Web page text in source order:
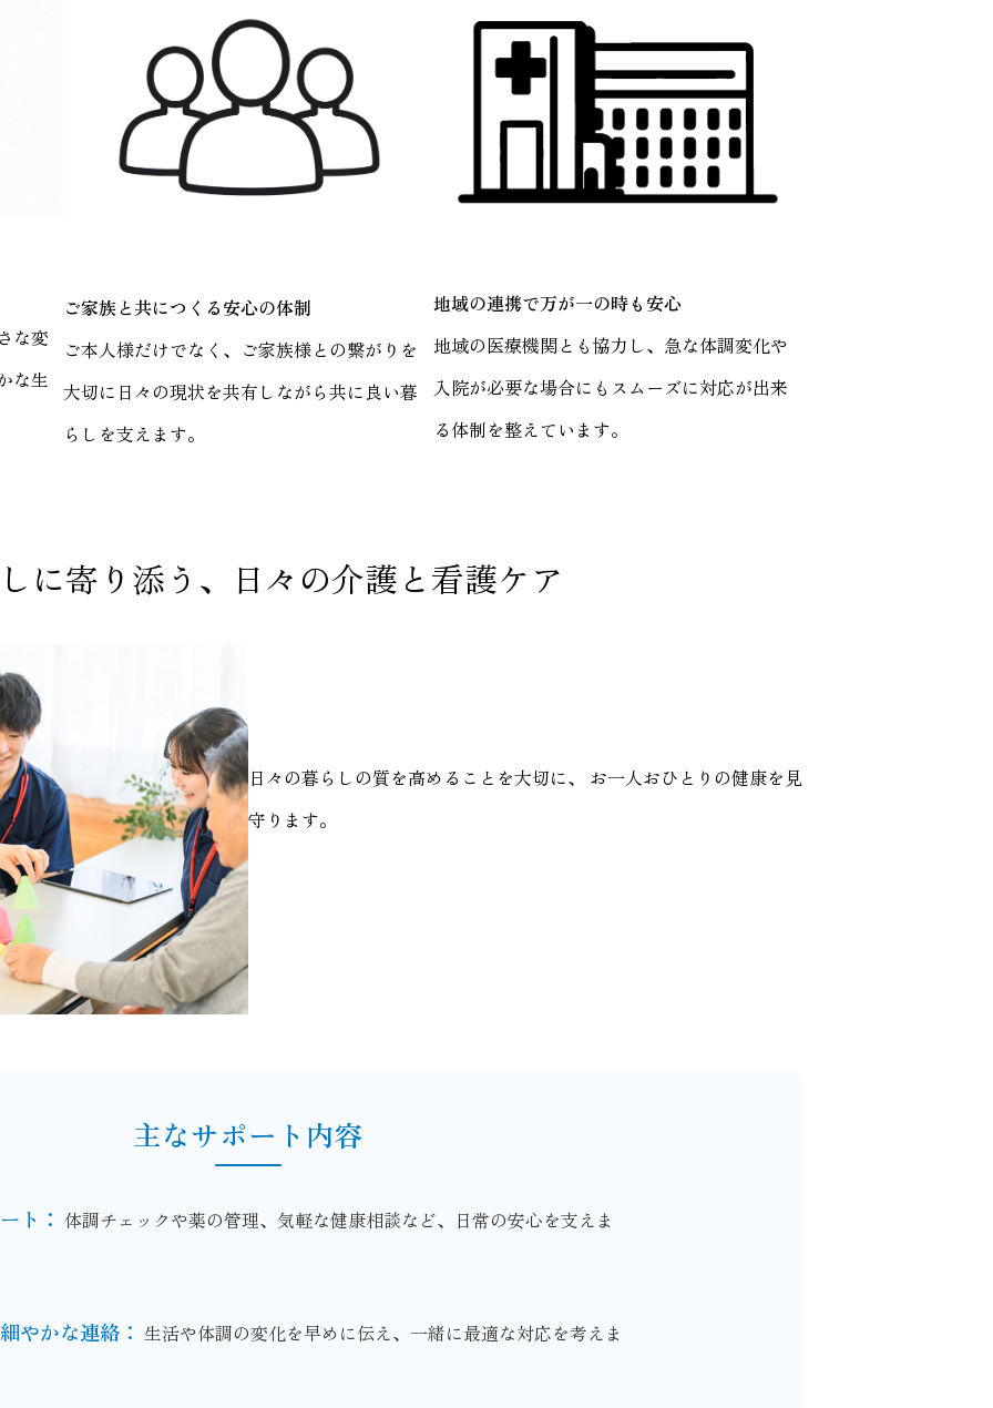
な変
な生
ご家族と共につくる安心の体制
ご本人様だけでなく、ご家族様との繋がりを
大切に日々の現状を共有しながら共に良い暮
らしを支えます。
地域の連携で万が一の時も安心
地域の医療機関とも協力し、急な体調変化や
入院が必要な場合にもスムーズに対応が出来
る体制を整えています。
に寄り添う、日々の介護と看護ケア
日々の暮らしの質を高めることを大切に、 お一人おひとりの健康を見
守ります。
主なサポート内容
ト： 体調チェックや薬の管理、気軽な健康相談など、日常の安心を支えま
やかな連絡： 生活や体調の変化を早めに伝え、一緒に最適な対応を考えま